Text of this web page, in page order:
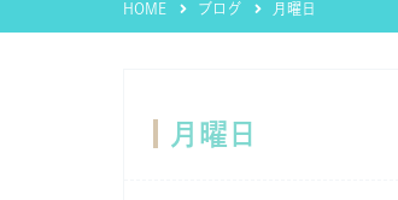
HOME ブログ 月曜日
月曜日